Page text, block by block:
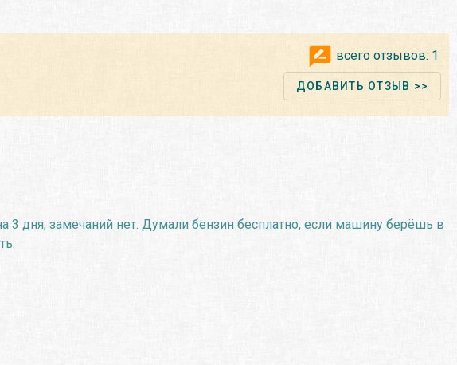
всего отзывов: 1
ДОБАВИТЬ ОТЗЫВ >>
3 дня, замечаний нет. Думали бензин бесплатно, если машину берёшь в